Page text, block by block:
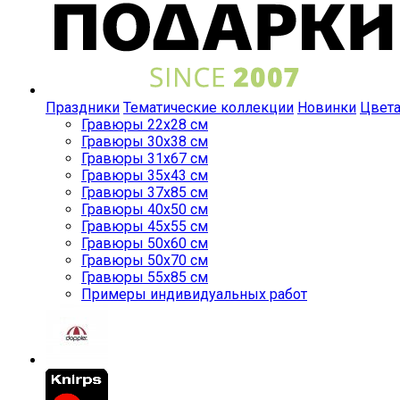
Праздники Тематические коллекции Новинки Цвета
Гравюры 22x28 см
Гравюры 30x38 см
Гравюры 31x67 см
Гравюры 35x43 см
Гравюры 37x85 см
Гравюры 40x50 см
Гравюры 45x55 см
Гравюры 50x60 см
Гравюры 50x70 см
Гравюры 55x85 см
Примеры индивидуальных работ